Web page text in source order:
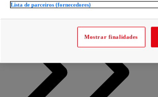
Lista de parceiros (fornecedores)
Mostrar finalidades